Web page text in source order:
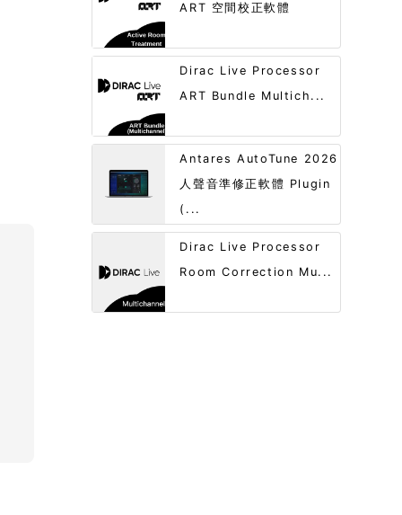
ART 空間校正軟體
Dirac Live Processor
ART Bundle Multich...
Antares AutoTune 2026
人聲音準修正軟體 Plugin
(...
Dirac Live Processor
Room Correction Mu...